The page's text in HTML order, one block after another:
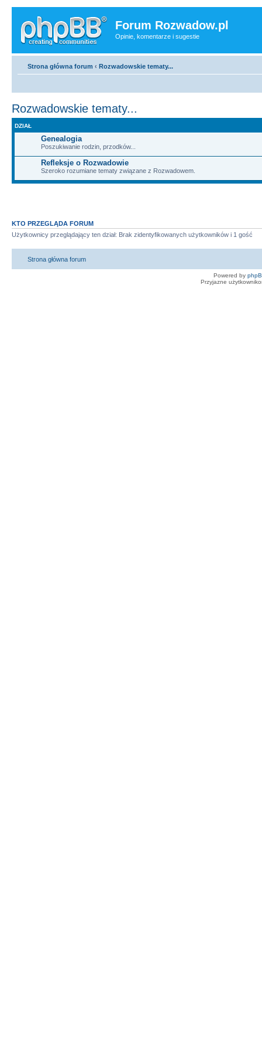
Forum Rozwadow.pl
Opinie, komentarze i sugestie
Strona główna forum ‹ Rozwadowskie tematy...
Rozwadowskie tematy...
DZIAŁ
Genealogia
Poszukiwanie rodzin, przodków...
Refleksje o Rozwadowie
Szeroko rozumiane tematy związane z Rozwadowem.
KTO PRZEGLĄDA FORUM
Użytkownicy przeglądający ten dział: Brak zidentyfikowanych użytkowników i 1 gość
Strona główna forum
Powered by
Przyjazne